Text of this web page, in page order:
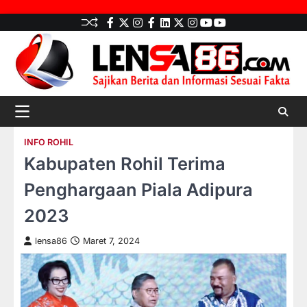
content
facebook
Twitter
instagram
Facebook
LinkedIn
twitter
Instagram
youtube
youtube
INFO ROHIL
Kabupaten Rohil Terima
Penghargaan Piala Adipura
2023
lensa86 Maret 7, 2024